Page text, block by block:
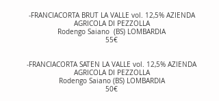
-FRANCIACORTA BRUT LA VALLE vol. 12,5% AZIENDA
AGRICOLA DI PEZZOLLA
Rodengo Saiano (BS) LOMBARDIA
55€
-FRANCIACORTA SATEN LA VALLE vol. 12,5% AZIENDA
AGRICOLA DI PEZZOLLA
Rodengo Saiano (BS) LOMBARDIA
50€